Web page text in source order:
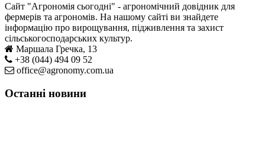
Сайт "Агрономія сьогодні" - агрономічний довідник для
фермерів та агрономів. На нашому сайті ви знайдете
інформацію про вирощування, підживлення та захист
сільськогосподарських культур.
Маршала Гречка, 13
+38 (044) 494 09 52
office@agronomy.com.ua
Останні новини